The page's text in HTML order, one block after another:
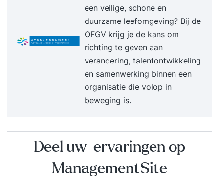
deze cursus kennis met de belangrijkste
financiële basisbegrippen zoals de jaarrekening,
balans, debet, credit, winst- en verliesrekening,
kasstroomoverzicht en financiële ratio’s. Samen
met collega OR-leden ga je aan de slag met deze
financiële begrippen. 13.00 Lunchpauze
Informatie halen uit begrotingen en
rapportagesAls je de belangrijkste financiële
management kan sommige resultaten oppoetsen
of dempen zonder dat ze meteen frauderen. Hoe
moet jouw OR daarmee omgaan? Waar moet jij
een veilige, schone en
duurzame leefomgeving? Bij de
OFGV krijg je de kans om
richting te geven aan
verandering, talentontwikkeling
en samenwerking binnen een
organisatie die volop in
beweging is.
Deel uw ervaringen op
ManagementSite